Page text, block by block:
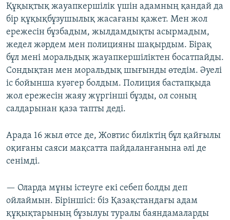
Құқықтық жауапкершілік үшін адамның қандай да
бір құқықбұзушылық жасағаны қажет. Мен жол
ережесін бұзбадым, жылдамдықты асырмадым,
жедел жәрдем мен полицияны шақырдым. Бірақ
бұл мені моральдық жауапкершіліктен босатпайды.
Сондықтан мен моральдық шығынды өтедім. Әуелі
іс бойынша куәгер болдым. Полиция бастапқыда
жол ережесін жаяу жүргінші бұзды, ол соның
салдарынан қаза тапты деді.
Арада 16 жыл өтсе де, Жовтис биліктің бұл қайғылы
оқиғаны саяси мақсатта пайдаланғанына әлі де
сенімді.
— Оларда мұны істеуге екі себеп болды деп
ойлаймын. Біріншісі: біз Қазақстандағы адам
құқықтарының бұзылуы туралы баяндамаларды